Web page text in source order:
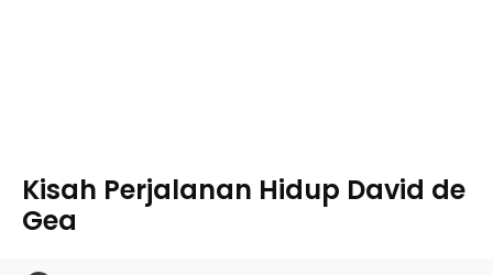
Kisah Perjalanan Hidup David de
Gea